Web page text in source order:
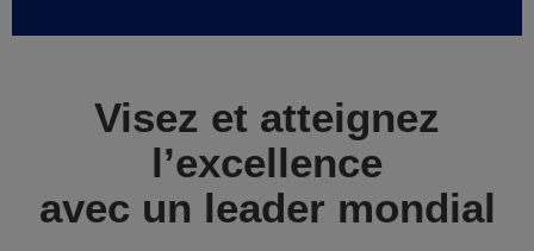
Visez et atteignez
l’excellence
avec un leader mondial